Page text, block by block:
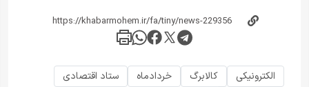
الکترونیکی کالابرگ خردادماه
ستاد اقتصادی